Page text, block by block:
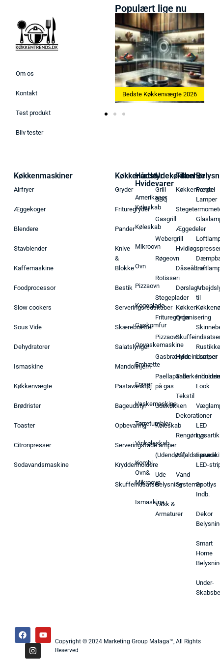
Om os
Kontakt
Test produkt
Bliv tester
Populært lige nu
Bedste Ismaskine 2026 Bedste Køkkenvægte 2026
Køkkenmaskiner
Airfryer
Æggekoger
Blendere
Stavblender
Kaffemaskine
Foodprocessor
Slow cookers
Sous Vide
Dehydratorer
Ismaskine
Køkkenvægte
Brødrister
Toaster
Citronpresser
Sodavandsmaskine
Køkkenudstyr
Gryder
Frituregryder
Pander
Knive
&
Blokke
Bestik
Serveringsredskaber
Skærebrætter
Salatslynger
Mandolinjern
Pastaværktøj
Bageudstyr
Opbevaring
Serveringsfade
Krydderiholdere
Skuffeindsatser
Hårde
Hvidevarer
Amerikaner
Køleskab
Køleskab
Mikroovn
Ovn
Pizzaovn
Kogeplade
Gaskomfur
Opvaskemaskine
Emhætte
Fryser
Vaskemaskine
Tørretumbler
Vinkøleskab
Kombi
Ovn&
Mikroovn
Ismaskine
Udekøkken
Grill
BBQ
Gasgrill
Webergrill
Røgeovn
Rotisseri
Stegeplader
Frituregryder
Pizzaovn
Gasbrænder
Paellapande
på gas
Udekøkken
Køleskab
Lamper
(Udendørs)
Ude
Belysning
Vask &
Armaturer
Tilbehør
Køkkenvægte
Æggedeler
Dåseåbner
Dørslag
Køkken
Organisering
Hyldeindsatser
Tekstil
Dekorationer
Affaldsspande
Vand
Systemer
Pendel
Lamper
til
Rustikke
Lamper
Look
LED
Lys
LED-
Spotlys
Indb.
Dekor
Smart
Home
Under-
Copyright © 2024 Marketing Group Malaga™, All Rights
Reserved